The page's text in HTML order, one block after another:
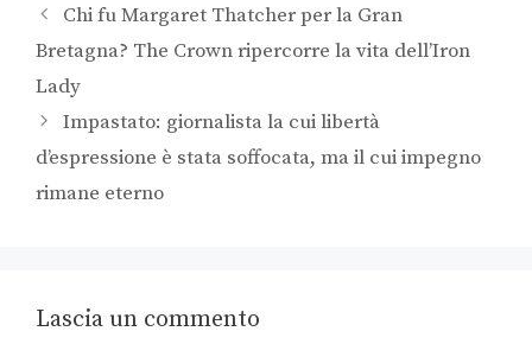
Chi fu Margaret Thatcher per la Gran
Bretagna? The Crown ripercorre la vita dell’Iron
Lady
Impastato: giornalista la cui libertà
d’espressione è stata soffocata, ma il cui impegno
rimane eterno
Lascia un commento